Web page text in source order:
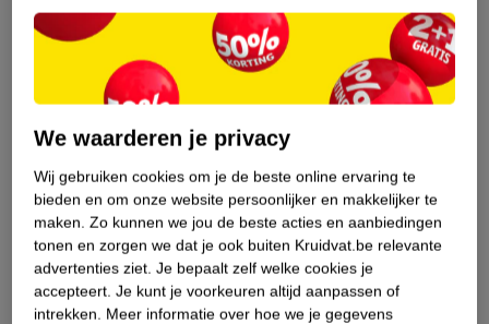
Nature Impact Score
Dit product heeft (nog) geen Nature
Impact Score.
Bestel & Bezorginformatie
Bekijk ook
We waarderen je privacy
Wij gebruiken cookies om je de beste online ervaring te
bieden en om onze website persoonlijker en makkelijker te
maken. Zo kunnen we jou de beste acties en aanbiedingen
tonen en zorgen we dat je ook buiten Kruidvat.be relevante
advertenties ziet. Je bepaalt zelf welke cookies je
accepteert. Je kunt je voorkeuren altijd aanpassen of
intrekken. Meer informatie over hoe we je gegevens